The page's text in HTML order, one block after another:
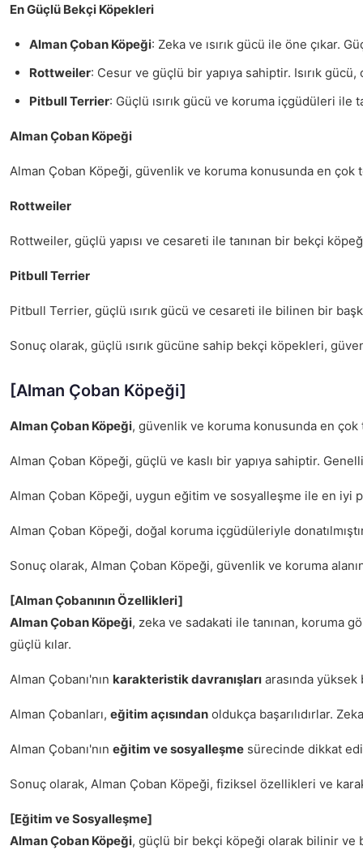
En Güçlü Bekçi Köpekleri
Alman Çoban Köpeği: Zeka ve ısırık gücü ile öne çıkar.
Rottweiler: Cesur ve güçlü bir yapıya sahiptir. Isırık
Pitbull Terrier: Güçlü ısırık gücü ve koruma içgüdüleri
Alman Çoban Köpeği
Alman Çoban Köpeği, güvenlik ve koruma konusunda en çok
Rottweiler
Rottweiler, güçlü yapısı ve cesareti ile tanınan bir bekçi
Pitbull Terrier
Pitbull Terrier, güçlü ısırık gücü ve cesareti ile bilinen bir
Sonuç olarak, güçlü ısırık gücüne sahip bekçi köpekleri,
[Alman Çoban Köpeği]
Alman Çoban Köpeği, güvenlik ve koruma konusunda en
Alman Çoban Köpeği, güçlü ve kaslı bir yapıya sahiptir.
Alman Çoban Köpeği, uygun eğitim ve sosyalleşme ile en iyi
Alman Çoban Köpeği, doğal koruma içgüdüleriyle
Sonuç olarak, Alman Çoban Köpeği, güvenlik ve koruma
[Alman Çobanının Özellikleri]
Alman Çoban Köpeği, zeka ve sadakati ile tanınan, koruma
güçlü kılar.
Alman Çobanı'nın karakteristik davranışları arasında
Alman Çobanları, eğitim açısından oldukça başarılıdırlar.
Alman Çobanı'nın eğitim ve sosyalleşme sürecinde dikkat
Sonuç olarak, Alman Çoban Köpeği, fiziksel özellikleri ve
[Eğitim ve Sosyalleşme]
Alman Çoban Köpeği, güçlü bir bekçi köpeği olarak bilinir ve